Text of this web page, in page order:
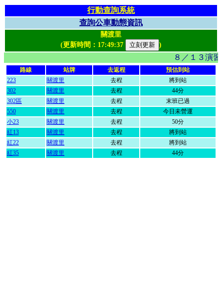
行動查詢系統
查詢公車動態資訊
關渡里
(更新時間： 17:49:37 )
８／１３
路線 站牌 去返程
預估到站
223
關渡里 去程
將到站
302
關渡里 去程
44分
302區
關渡里 去程
末班已過
550
關渡里 去程
今日未營運
小23
關渡里 去程
50分
紅13
關渡里 去程
將到站
紅22
關渡里 去程
將到站
紅35
關渡里 去程 44分